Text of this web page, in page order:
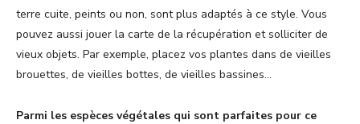
terre cuite, peints ou non, sont plus adaptés à ce style. Vous
pouvez aussi jouer la carte de la récupération et solliciter de
vieux objets. Par exemple, placez vos plantes dans de vieilles
brouettes, de vieilles bottes, de vieilles bassines…
Parmi les espèces végétales qui sont parfaites pour ce